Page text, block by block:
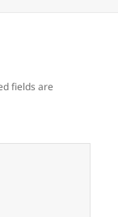
fields are